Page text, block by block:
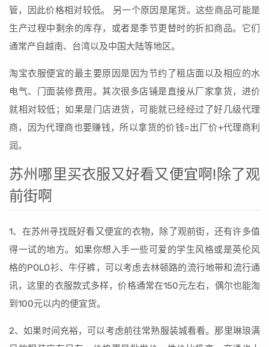
管，因此价格相对较低。 另一个原因是尾货。这些商品可能是
生产过程中剩余的库存，或者是季节更替时的折扣商品。它们
通常产自越南、台湾以及中国大陆等地区。
淘宝衣服便宜的最主要原因是因为节约了租店面以及相应的水
电气、门面装修费用。其次很多店铺是直接从厂家拿货，进价
就相对较低；如果是门店进货，可能就已经经过了好几级代理
商，因为代理商也要赚钱，所以拿货的价钱=出厂价+代理商利
润。
苏州哪里买衣服又好看又便宜啊!除了观
前街啊
1、在苏州寻找既好看又便宜的衣物，除了观前街，还有许多值
得一试的地方。如果你想入手一些可爱的学生风格或是英伦风
格的POLO衫、牛仔裤，可以考虑去林顿路的流行地带和流行通
讯，这里的衣服款式多样，价格通常在150元左右，偶尔也能淘
到100元以内的便宜货。
2、如果时间充裕，可以考虑前往常熟服装城看看。那里琳琅满